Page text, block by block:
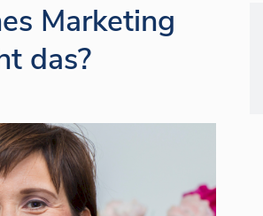
Marketing
das?